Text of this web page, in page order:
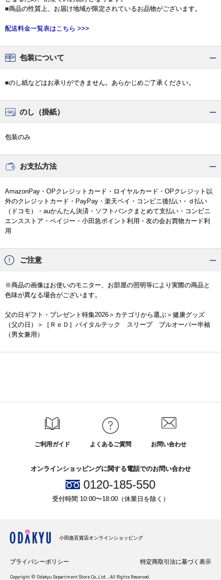
■商品の性質上、お届け地域が限定されているお品物がございます。
配送料金一覧表はこちら >>>
包装について
■のし紙などはお承りができません。あらかじめご了承ください。
のし（掛紙）
包装のみ
お支払方法
AmazonPay・OPクレジットカード・ロイヤルカード・OPクレジット以
外のクレジットカード・PayPay・楽天ペイ・コンビニ後払い・ｄ払い
（ドコモ）・auかんたん決済・ソフトバンクまとめて支払い・コンビニ
エンスストア・ペイジー・小田急ポイント利用・友の会お買物カード利
用
ご注意
※商品の画像はお使いのモニター、お部屋の照明等により実際の商品と
色味が異なる場合がございます。
父の日ギフト・プレゼント特集2026 ＞カテゴリから選ぶ＞ 健康グッズ
（父の日）
＞［ＲｅＤ］バイタルテック スリープ プルオーバー半袖
（男女兼用）
ご利用ガイド よくあるご質問 お問い合わせ
オンラインショッピングに関する電話でのお問い合わせ
0120-185-550
受付時間 10:00〜18:00（休業日を除く）
小田急百貨店オンラインショッピング
プライバシーポリシー 特定商取引法に基づく表示
Copyright © Odakyu Department Store Co.,Ltd. , All Rights Reserved.